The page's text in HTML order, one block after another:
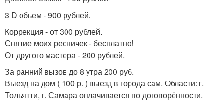
3 D обьем - 900 рублей.
Коррекция - от 300 рублей.
Снятие моих ресничек - бесплатно!
От другого мастера - 200 рублей.
За ранний вызов до 8 утра 200 руб.
Выезд на дом ( 100 р. ) выезд в города сам. Области: г.
Тольятти, г. Самара оплачивается по договорённости.